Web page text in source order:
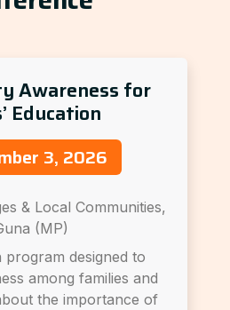
Awareness for
Education
3, 2026
& Local Communities,
(MP)
designed to
among families and
the importance of